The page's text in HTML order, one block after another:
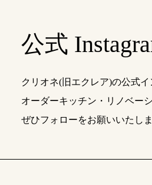
公式
クリオネ(旧エクレア)の公式
オーダーキッチン・リノベー
ぜひフォローをお願いいたしま